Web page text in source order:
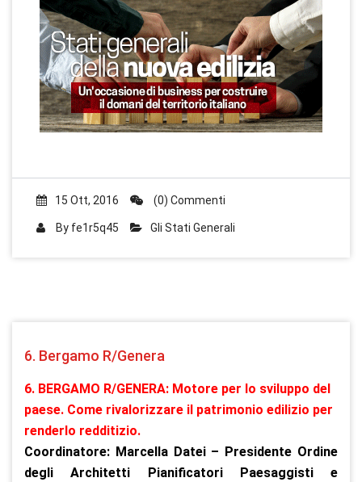
15 Ott, 2016 (0) Commenti
By fe1r5q45 Gli Stati Generali
6. Bergamo R/Genera
6. BERGAMO R/GENERA: Motore per lo sviluppo del
paese. Come rivalorizzare il patrimonio edilizio per
renderlo redditizio.
Coordinatore: Marcella Datei – Presidente Ordine
degli Architetti Pianificatori Paesaggisti e